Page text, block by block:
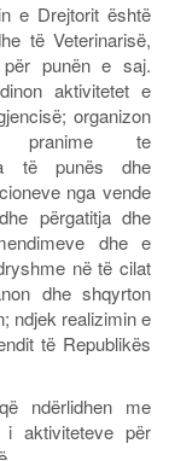
e Drejtorit është
të Veterinarisë,
për punën e saj.
aktivitetet e
organizon
pranime te
të punës dhe
nga vende
përgatitja dhe
dhe e
në të cilat
dhe shqyrton
ndjek realizimin e
të Republikës
ndërlidhen me
i aktiviteteve për